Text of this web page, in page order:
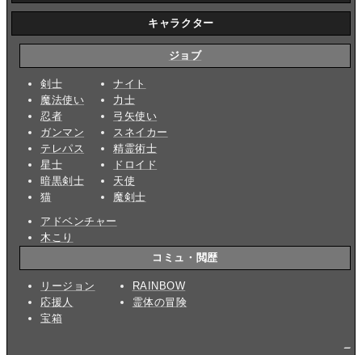
キャラクター
ジョブ
剣士
魔法使い
忍者
ガンマン
テレパス
星士
暗黒剣士
猫
ナイト
力士
弓矢使い
スネイカー
精霊術士
ドロイド
天使
魔剣士
アドベンチャー
木こり
コミュ・閲歴
リージョン
応援人
宝箱
RAINBOW
霊体の冒険